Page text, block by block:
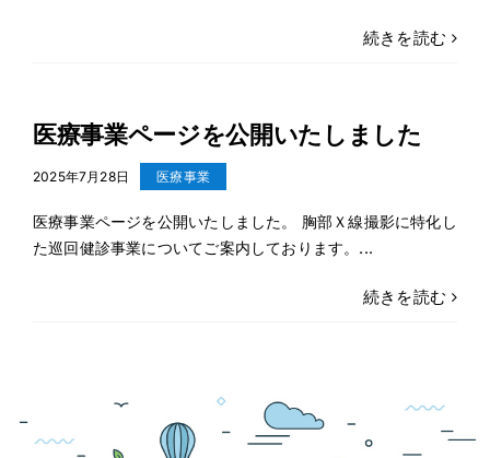
続きを読む
医療事業ページを公開いたしました
2025年7月28日 医療事業
医療事業ページを公開いたしました。 胸部Ｘ線撮影に特化し
た巡回健診事業についてご案内しております。...
続きを読む